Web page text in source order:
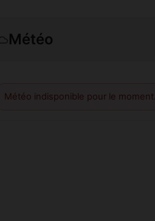
Météo
Météo indisponible pour le moment.